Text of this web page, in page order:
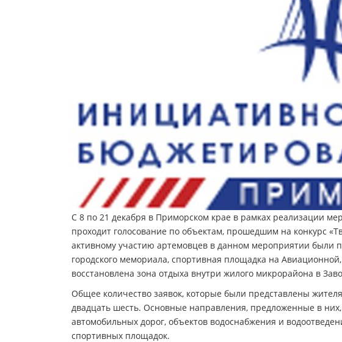
С 8 по 21 декабря в Приморском крае в рамках реализации
проходит голосование по объектам, прошедшим на конкурс
активному участию артемовцев в данном мероприятии были
городского мемориала, спортивная площадка на
восстановлена зона отдыха внутри жилого микрорайона в
Общее количество заявок, которые были представлены
двадцать шесть. Основные направления, предложенные в
автомобильных дорог, объектов водоснабжения и
спортивных площадок.